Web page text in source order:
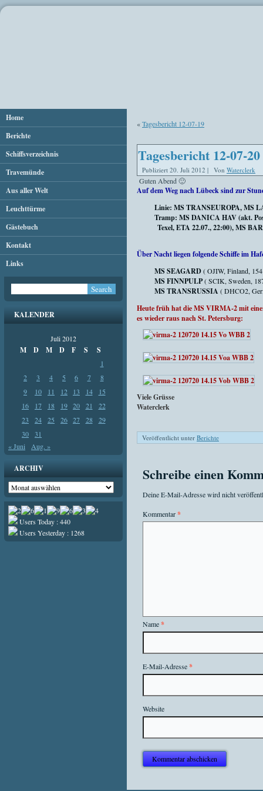
Home
Berichte
Schiffsverzeichnis
Travemünde
Aus aller Welt
Leuchttürme
Gästebuch
Kontakt
Links
KALENDER
Juli 2012
M D M D F S S
1
2
3 4 5 6 7
8
9
10 11 12 13 14
15
16
17 18 19 20 21
22
23
24 25 26 27 28
29
30
31
« Juni
Aug. »
ARCHIV
Archiv
Users Today : 440
Users Yesterday : 1268
«Tagesbericht 12-07-19
Tagesbericht 12-07-20
Publiziert 20. Juli 2012 | Von Waterclerk
Guten Abend 🙂
Auf dem Weg nach Lübeck sind zur
Linie: MS TRANSEUROPA, MS
Tramp: MS DANICA HAV (akt.
Texel, ETA 22.07., 22:00), MS
Über Nacht liegen folgende Schiffe im
MS SEAGARD( OJIW, Finland,
MS FINNPULP( SCIK, Sweden,
MS TRANSRUSSIA ( DHCO2,
Heute früh hat die MS VIRMA-2 mit
es wieder raus nach St. Petersburg:
Viele Grüsse
Waterclerk
Veröffentlicht unter Berichte
Schreibe einen
Deine E-Mail-Adresse wird nicht
Kommentar*
Name*
E-Mail-Adresse*
Website